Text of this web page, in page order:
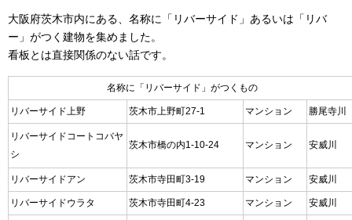
大阪府茨木市内にある、名称に「リバーサイド」あるいは「リバ
ー」がつく建物を集めました。
看板とは直接関係のない話です。
名称に「リバーサイド」がつくもの
リバーサイド上野 茨木市上野町27-1 マンション 勝尾寺川
リバーサイドコートコバヤ
シ
茨木市橋の内1-10-24 マンション 安威川
リバーサイドアン 茨木市寺田町3-19 マンション 安威川
リバーサイドウラタ 茨木市寺田町4-23 マンション 安威川